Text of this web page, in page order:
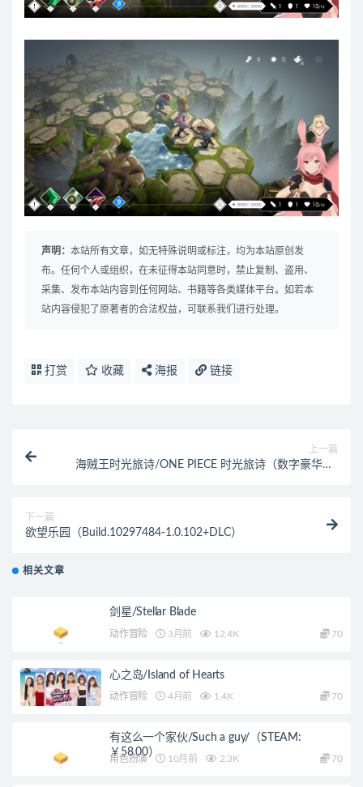
声明： 本站所有文章，如无特殊说明或标注，均为本站原创发
布。任何个人或组织，在未征得本站同意时，禁止复制、盗用、
采集、发布本站内容到任何网站、书籍等各类媒体平台。如若本
站内容侵犯了原著者的合法权益，可联系我们进行处理。
打赏 收藏 海报 链接
上一篇
海贼王时光旅诗/ONE PIECE 时光旅诗（数字豪华版-
下一篇
欲望乐园（Build.10297484-1.0.102+DLC）
相关文章
剑星/Stellar Blade
动作冒险 3月前 12.4K 70
心之岛/Island of Hearts
动作冒险 4月前 1.4K 70
有这么一个家伙/Such a guy/（STEAM:
￥58.00）
角色扮演 10月前 2.3K 70